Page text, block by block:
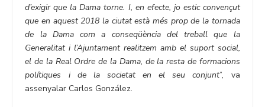
d’exigir que la Dama torne. I, en efecte, jo estic convençut
que en aquest 2018 la ciutat està més prop de la tornada
de la Dama com a conseqüència del treball que la
Generalitat i l’Ajuntament realitzem amb el suport social,
el de la Real Ordre de la Dama, de la resta de formacions
polítiques i de la societat en el seu conjunt”, va
assenyalar Carlos González.